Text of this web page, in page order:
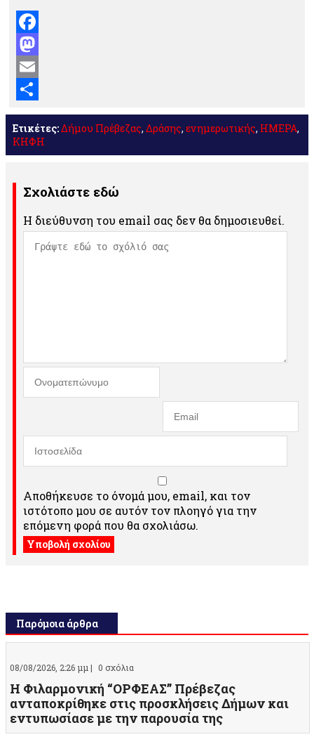
Facebook
Mastodon
Email
Μοιραστείτε
Ετικέτες:Δήμου Πρέβεζας, Δράσης, ενημερωτικής, ΗΜΕΡΑ,
ΚΗΦΗ
Σχολιάστε εδώ
Η διεύθυνση του email σας δεν θα δημοσιευθεί.
Αποθήκευσε το όνομά μου, email, και τον
ιστότοπο μου σε αυτόν τον πλοηγό για την
επόμενη φορά που θα σχολιάσω.
Παρόμοια άρθρα
08/08/2026, 2:26 μμ | 0 σχόλια
Η Φιλαρμονική “ΟΡΦΕΑΣ” Πρέβεζας
ανταποκρίθηκε στις προσκλήσεις Δήμων και
εντυπωσίασε με την παρουσία της